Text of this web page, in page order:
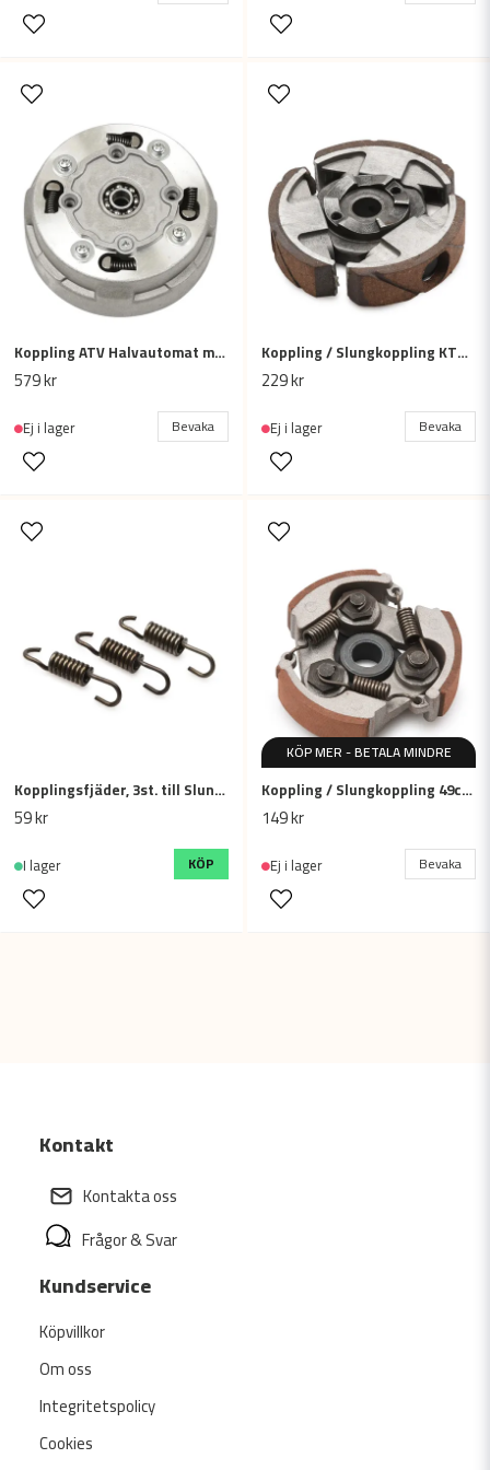
Koppling ATV Halvautomat motor, 70-125cc, 17T
579 kr
Ej i lager Bevaka
Koppling / Slungkoppling KTM 50 SR50 SX 50cc
229 kr
Ej i lager Bevaka
Kopplingsfjäder, 3st. till Slungkoppling mini ATV, minicross
59 kr
I lager KÖP
KÖP MER - BETALA MINDRE
Koppling / Slungkoppling 49cc - 2-takt, ATV / mini Dirtbike / barncross
149 kr
Ej i lager Bevaka
Kontakt
Kontakta oss
Frågor & Svar
Kundservice
Köpvillkor
Om oss
Integritetspolicy
Cookies